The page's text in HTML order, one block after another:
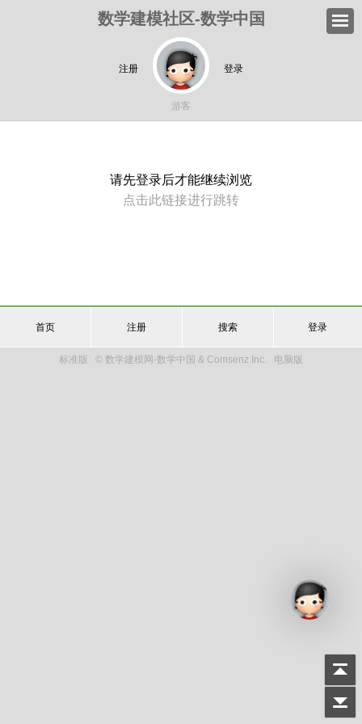
数学建模社区-数学中国
注册 登录
游客
请先登录后才能继续浏览
点击此链接进行跳转
首页 注册 搜索 登录
标准版 © 数学建模网-数学中国 & Comsenz Inc. 电脑版